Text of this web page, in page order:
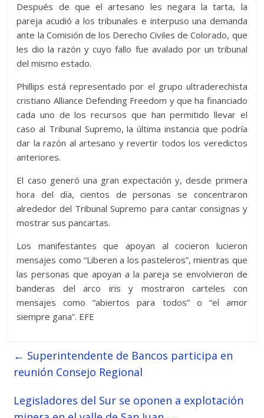
Después de que el artesano les negara la tarta, la
pareja acudió a los tribunales e interpuso una demanda
ante la Comisión de los Derecho Civiles de Colorado, que
les dio la razón y cuyo fallo fue avalado por un tribunal
del mismo estado.
Phillips está representado por el grupo ultraderechista
cristiano Alliance Defending Freedom y que ha financiado
cada uno de los recursos que han permitido llevar el
caso al Tribunal Supremo, la última instancia que podría
dar la razón al artesano y revertir todos los veredictos
anteriores.
El caso generó una gran expectación y, desde primera
hora del día, cientos de personas se concentraron
alrededor del Tribunal Supremo para cantar consignas y
mostrar sus pancartas.
Los manifestantes que apoyan al cocieron lucieron
mensajes como “Liberen a los pasteleros”, mientras que
las personas que apoyan a la pareja se envolvieron de
banderas del arco iris y mostraron carteles con
mensajes como “abiertos para todos” o “el amor
siempre gana”. EFE
← Superintendente de Bancos participa en
reunión Consejo Regional
Legisladores del Sur se oponen a explotación